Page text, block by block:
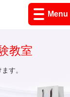
Menu
教室
す。